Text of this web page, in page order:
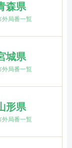
森県
外局番一覧
城県
外局番一覧
形県
外局番一覧